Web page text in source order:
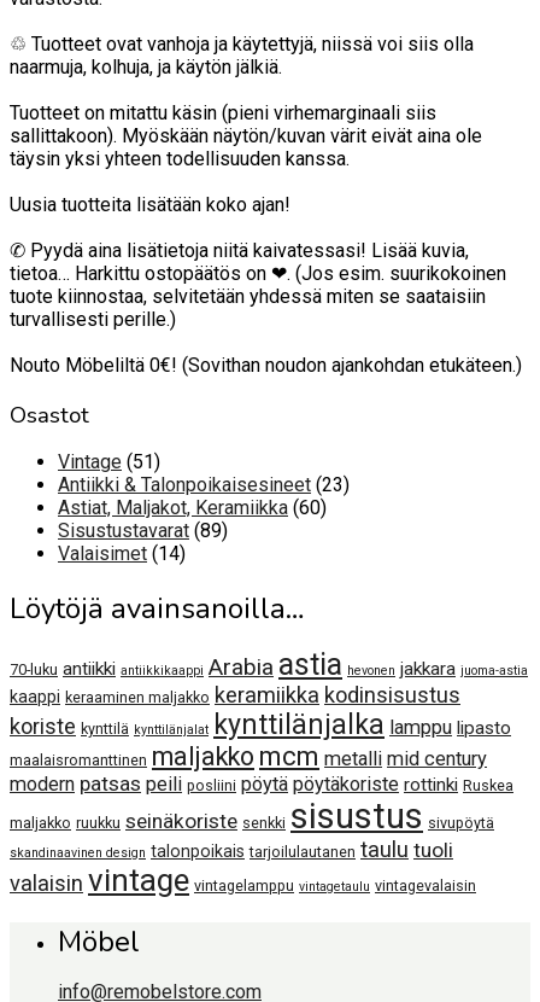
♲ Tuotteet ovat vanhoja ja käytettyjä, niissä voi siis olla
naarmuja, kolhuja, ja käytön jälkiä.
Tuotteet on mitattu käsin (pieni virhemarginaali siis
sallittakoon). Myöskään näytön/kuvan värit eivät aina ole
täysin yksi yhteen todellisuuden kanssa.
Uusia tuotteita lisätään koko ajan!
✆ Pyydä aina lisätietoja niitä kaivatessasi! Lisää kuvia,
tietoa… Harkittu ostopäätös on ❤. (Jos esim. suurikokoinen
tuote kiinnostaa, selvitetään yhdessä miten se saataisiin
turvallisesti perille.)
Nouto Möbeliltä 0€! (Sovithan noudon ajankohdan etukäteen.)
Osastot
Vintage 5151
tuotetta
Antiikki & Talonpoikaisesineet 2323
Astiat, Maljakot, Keramiikka 6060
Sisustustavarat 8989
Valaisimet 1414
Löytöjä avainsanoilla…
70-luku antiikki antiikkikaappi Arabia astia hevonen jakkara juoma-astia
kaappi keraaminen maljakko keramiikka kodinsisustus
koriste kynttilä kynttilänjalat kynttilänjalka lamppu lipasto
maalaisromanttinen maljakko mcm metalli mid century
modern patsas peili posliini pöytä pöytäkoriste rottinki Ruskea
maljakko ruukku seinäkoriste senkki sisustus sivupöytä
skandinaavinen design talonpoikais tarjoilulautanen taulu tuoli
valaisin vintage vintagelamppu vintagetaulu vintagevalaisin
Möbel
info@remobelstore.com